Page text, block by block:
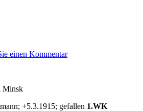
einen Kommentarzu
Minsk
+5.3.1915; gefallen 1.WK